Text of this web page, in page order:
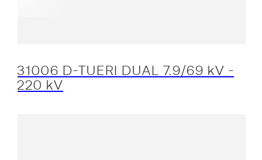
31006 D-TUERI DUAL 7.9/69 kV -
220 kV